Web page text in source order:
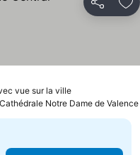
Partager
vue sur la ville
Notre Dame de Valence